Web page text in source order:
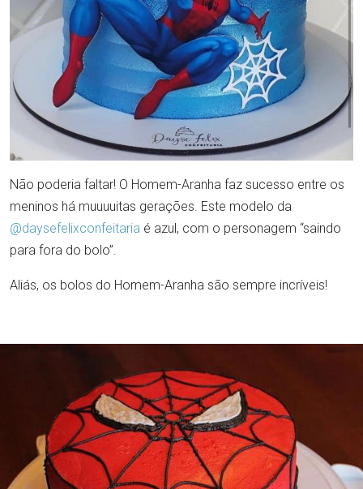
Não poderia faltar! O Homem-Aranha faz sucesso entre os
meninos há muuuuitas gerações. Este modelo da
@daysefelixconfeitaria é azul, com o personagem “saindo
para fora do bolo”.
Aliás, os bolos do Homem-Aranha são sempre incríveis!